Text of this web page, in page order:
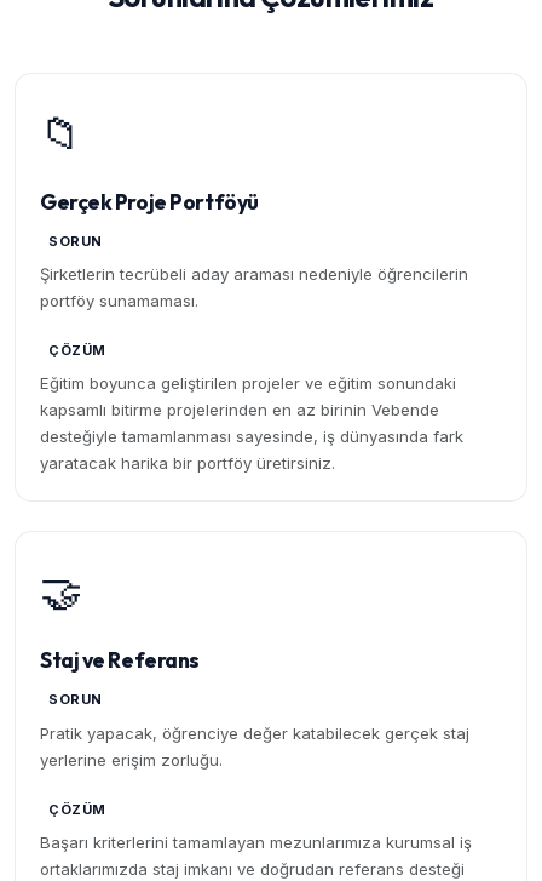
📁
Gerçek Proje Portföyü
SORUN
Şirketlerin tecrübeli aday araması nedeniyle öğrencilerin
portföy sunamaması.
ÇÖZÜM
Eğitim boyunca geliştirilen projeler ve eğitim sonundaki
kapsamlı bitirme projelerinden en az birinin Vebende
desteğiyle tamamlanması sayesinde, iş dünyasında fark
yaratacak harika bir portföy üretirsiniz.
🤝
Staj ve Referans
SORUN
Pratik yapacak, öğrenciye değer katabilecek gerçek staj
yerlerine erişim zorluğu.
ÇÖZÜM
Başarı kriterlerini tamamlayan mezunlarımıza kurumsal iş
ortaklarımızda staj imkanı ve doğrudan referans desteği